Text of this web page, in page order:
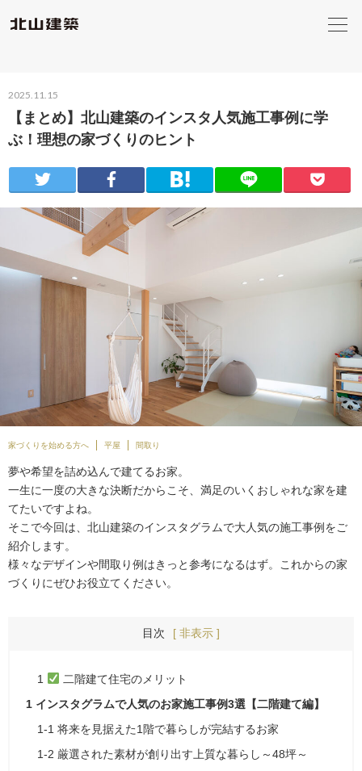
2025.11.15
【まとめ】北山建築のインスタ人気施工事例に学
ぶ！理想の家づくりのヒント
家づくりを始める方へ 平屋 間取り
夢や希望を詰め込んで建てるお家。
一生に一度の大きな決断だからこそ、満足のいくおしゃれな家を建
てたいですよね。
そこで今回は、北山建築のインスタグラムで大人気の施工事例をご
紹介します。
様々なデザインや間取り例はきっと参考になるはず。これからの家
づくりにぜひお役立てください。
目次 [ 非表示 ]
1
二階建て住宅のメリット
1 インスタグラムで人気のお家施工事例3選【二階建て編】
1-1 将来を見据えた1階で暮らしが完結するお家
1-2 厳選された素材が創り出す上質な暮らし～48坪～